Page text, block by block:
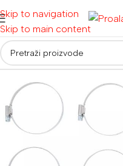
Skip to navigation
Skip to main content
Početna/ Auto i moto oprema